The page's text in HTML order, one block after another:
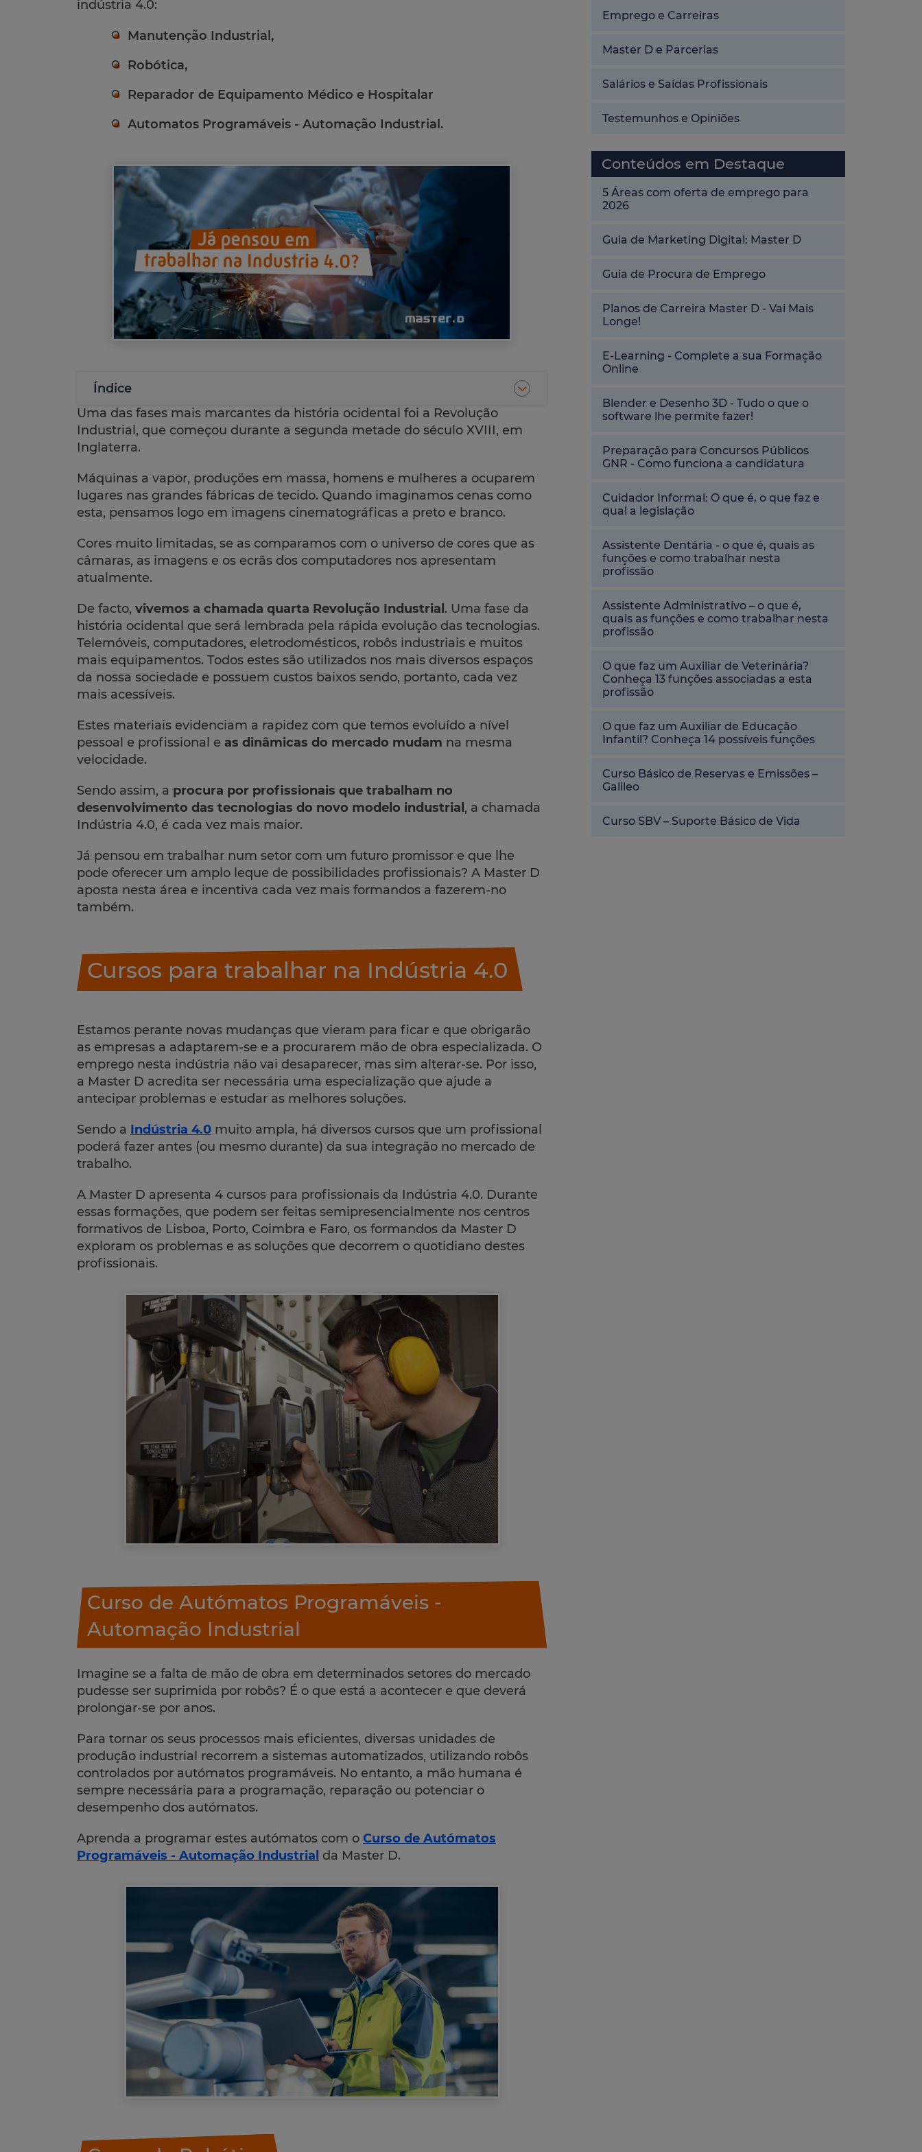
indústria 4.0:
Manutenção Industrial,
Robótica,
Reparador de Equipamento Médico e Hospitalar
Automatos Programáveis - Automação Industrial.
Índice
Uma das fases mais marcantes da história ocidental foi a Revolução
Industrial, que começou durante a segunda metade do século XVIII, em
Inglaterra.
Máquinas a vapor, produções em massa, homens e mulheres a ocuparem
lugares nas grandes fábricas de tecido. Quando imaginamos cenas como
esta, pensamos logo em imagens cinematográficas a preto e branco.
Cores muito limitadas, se as comparamos com o universo de cores que as
câmaras, as imagens e os ecrãs dos computadores nos apresentam
atualmente.
De facto, vivemos a chamada quarta Revolução Industrial . Uma fase da
história ocidental que será lembrada pela rápida evolução das tecnologias.
Telemóveis, computadores, eletrodomésticos, robôs industriais e muitos
mais equipamentos. Todos estes são utilizados nos mais diversos espaços
da nossa sociedade e possuem custos baixos sendo, portanto, cada vez
mais acessíveis.
Estes materiais evidenciam a rapidez com que temos evoluído a nível
pessoal e profissional e as dinâmicas do mercado mudam na mesma
velocidade.
Sendo assim, a procura por profissionais que trabalham no
desenvolvimento das tecnologias do novo modelo industrial , a chamada
Indústria 4.0, é cada vez mais maior.
Já pensou em trabalhar num setor com um futuro promissor e que lhe
pode oferecer um amplo leque de possibilidades profissionais? A Master D
aposta nesta área e incentiva cada vez mais formandos a fazerem-no
também.
Cursos para trabalhar na Indústria 4.0
Estamos perante novas mudanças que vieram para ficar e que obrigarão
as empresas a adaptarem-se e a procurarem mão de obra especializada. O
emprego nesta indústria não vai desaparecer, mas sim alterar-se. Por isso,
a Master D acredita ser necessária uma especialização que ajude a
antecipar problemas e estudar as melhores soluções.
Sendo a Indústria 4.0 muito ampla, há diversos cursos que um profissional
poderá fazer antes (ou mesmo durante) da sua integração no mercado de
trabalho.
A Master D apresenta 4 cursos para profissionais da Indústria 4.0. Durante
essas formações, que podem ser feitas semipresencialmente nos centros
formativos de Lisboa, Porto, Coimbra e Faro, os formandos da Master D
exploram os problemas e as soluções que decorrem o quotidiano destes
profissionais.
Curso de Autómatos Programáveis -
Automação Industrial
Imagine se a falta de mão de obra em determinados setores do mercado
pudesse ser suprimida por robôs? É o que está a acontecer e que deverá
prolongar-se por anos.
Para tornar os seus processos mais eficientes, diversas unidades de
produção industrial recorrem a sistemas automatizados, utilizando robôs
controlados por autómatos programáveis. No entanto, a mão humana é
sempre necessária para a programação, reparação ou potenciar o
desempenho dos autómatos.
Aprenda a programar estes autómatos com o Curso de Autómatos
Programáveis - Automação Industrial da Master D.
Emprego e Carreiras
Master D e Parcerias
Salários e Saídas Profissionais
Testemunhos e Opiniões
Conteúdos em Destaque
5 Áreas com oferta de emprego para
2026
Guia de Marketing Digital: Master D
Guia de Procura de Emprego
Planos de Carreira Master D - Vai Mais
Longe!
E-Learning - Complete a sua Formação
Online
Blender e Desenho 3D - Tudo o que o
software lhe permite fazer!
Preparação para Concursos Públicos
GNR - Como funciona a candidatura
Cuidador Informal: O que é, o que faz e
qual a legislação
Assistente Dentária - o que é, quais as
funções e como trabalhar nesta
profissão
Assistente Administrativo – o que é,
quais as funções e como trabalhar nesta
profissão
O que faz um Auxiliar de Veterinária?
Conheça 13 funções associadas a esta
profissão
O que faz um Auxiliar de Educação
Infantil? Conheça 14 possíveis funções
Curso Básico de Reservas e Emissões –
Galileo
Curso SBV – Suporte Básico de Vida